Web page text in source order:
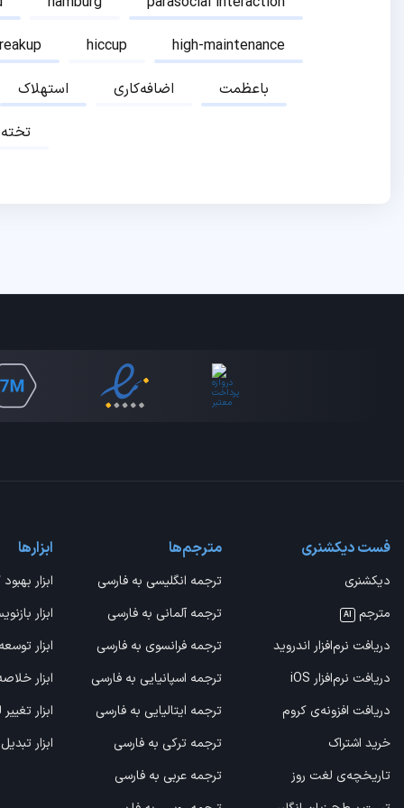
hiccup
high-maintenance
استهلاک
اضافه‌کاری
باعظمت
فست دیکشنری
دیکشنری
مترجم
AI
دریافت نرم‌افزار اندروید
دریافت نرم‌افزار iOS
دریافت افزونه‌ی کروم
خرید اشتراک
تاریخچه‌ی لغت روز
مترجم‌ها
ترجمه انگلیسی به فارسی
ترجمه آلمانی به فارسی
ترجمه فرانسوی به فارسی
ترجمه اسپانیایی به فارسی
ترجمه ایتالیایی به فارسی
ترجمه ترکی به فارسی
ترجمه عربی به فارسی
ابزارها
ابزار
ابزار
ابزار
ابزار
ابزار
ابزار